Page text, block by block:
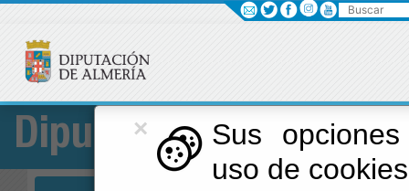
×
Sus
uso de
Diputación
Buscar